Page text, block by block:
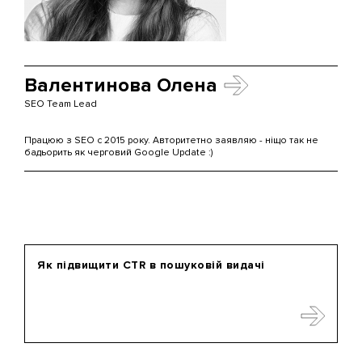
Валентинова Олена
SEO Team Lead
Працюю з SEO c 2015 року. Авторитетно заявляю - ніщо так не
бадьорить як черговий Google Update :)
Як підвищити CTR в пошуковій видачі